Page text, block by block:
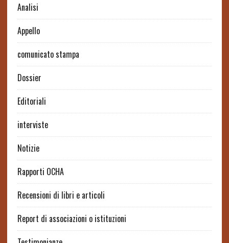
Analisi
Appello
comunicato stampa
Dossier
Editoriali
interviste
Notizie
Rapporti OCHA
Recensioni di libri e articoli
Report di associazioni o istituzioni